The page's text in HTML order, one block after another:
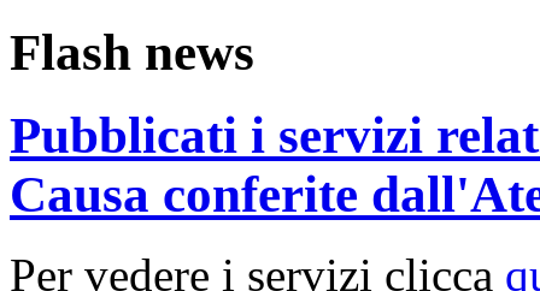
Flash news
Pubblicati i servizi
Causa conferite
Per vedere i servizi clicca